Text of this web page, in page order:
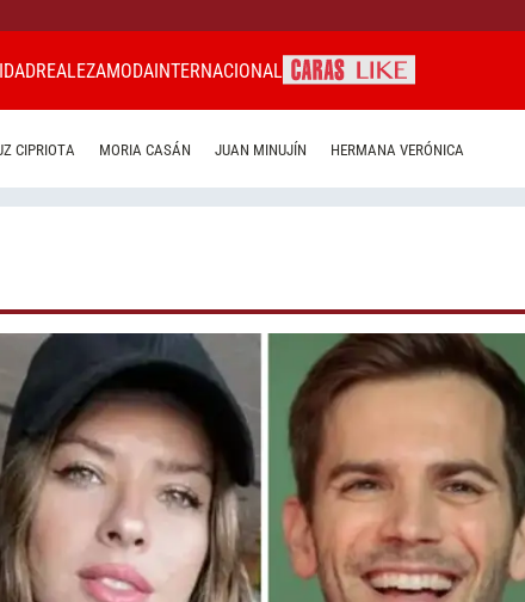
REALEZAMODAINTERNACIONAL
CIPRIOTA MORIA CASÁN JUAN MINUJÍN HERMANA VERÓNICA